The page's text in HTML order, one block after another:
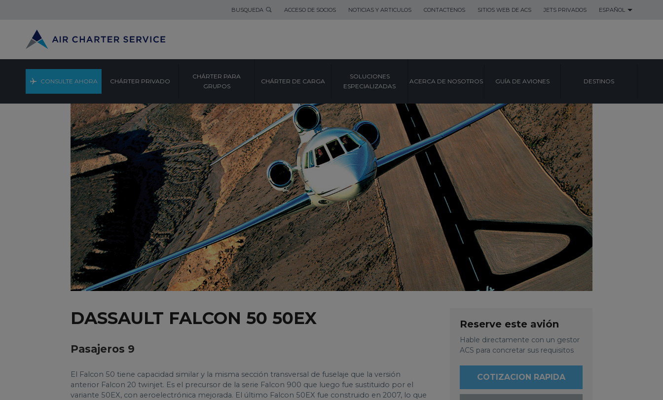
BUSQUEDA ACCESO DE SOCIOS NOTICIAS Y ARTICULOS CONTACTENOS SITIOS WEB DE ACS JETS PRIVADOS ESPAÑOL
CONSULTE AHORA CHÁRTER PRIVADO
CHÁRTER PARA
GRUPOS
CHÁRTER DE CARGA
SOLUCIONES
ESPECIALIZADAS
ACERCA DE NOSOTROS GUÍA DE AVIONES DESTINOS
DASSAULT FALCON 50 50EX
Pasajeros 9
El Falcon 50 tiene capacidad similar y la misma sección transversal de fuselaje que la versión
anterior Falcon 20 twinjet. Es el precursor de la serie Falcon 900 que luego fue sustituido por el
variante 50EX, con aeroelectrónica mejorada. El último Falcon 50EX fue construido en 2007, lo que
Reserve este avión
Hable directamente con un gestor
ACS para concretar sus requisitos
COTIZACION RAPIDA